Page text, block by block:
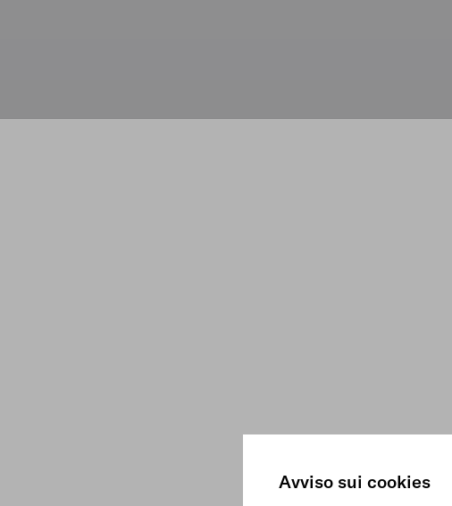
Avviso sui cookies